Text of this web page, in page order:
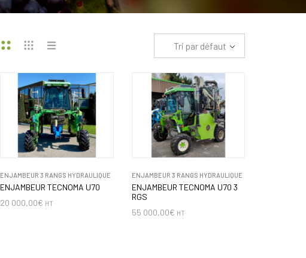
Tri par défaut
ENJAMBEUR 3 RANGS HYDRAULIQUE
ENJAMBEUR TECNOMA U70
20 000,00€ HT
ENJAMBEUR 3 RANGS HYDRAULIQUE
ENJAMBEUR TECNOMA U70 3
RGS
55 000,00€ HT